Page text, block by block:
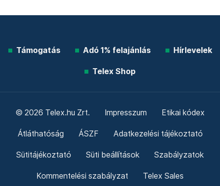
Támogatás Adó 1% felajánlás Hírlevelek
Telex Shop
© 2026 Telex.hu Zrt. Impresszum Etikai kódex
Átláthatóság ÁSZF Adatkezelési tájékoztató
Sütitájékoztató Süti beállítások Szabályzatok
Kommentelési szabályzat Telex Sales